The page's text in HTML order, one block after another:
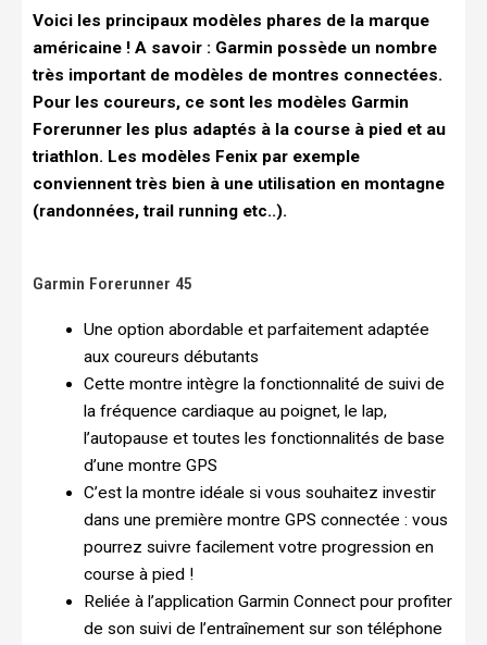
Voici les principaux modèles phares de la marque
américaine ! A savoir : Garmin possède un nombre
très important de modèles de montres connectées.
Pour les coureurs, ce sont les modèles Garmin
Forerunner les plus adaptés à la course à pied et au
triathlon. Les modèles Fenix par exemple
conviennent très bien à une utilisation en montagne
(randonnées, trail running etc..).
Garmin Forerunner 45
Une option abordable et parfaitement adaptée
aux coureurs débutants
Cette montre intègre la fonctionnalité de suivi de
la fréquence cardiaque au poignet, le lap,
l’autopause et toutes les fonctionnalités de base
d’une montre GPS
C’est la montre idéale si vous souhaitez investir
dans une première montre GPS connectée : vous
pourrez suivre facilement votre progression en
course à pied !
Reliée à l’application Garmin Connect pour profiter
de son suivi de l’entraînement sur son téléphone